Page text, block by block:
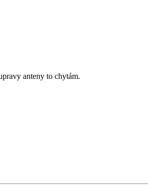
anteny to chytám.